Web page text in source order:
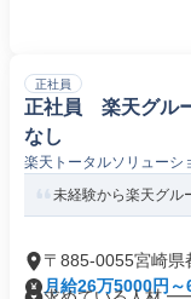
正社員
正社員 楽天グ
なし
楽天トータルソリューシ
未経験から楽天グル
〒885-0055宮崎県
月給26万5000円～